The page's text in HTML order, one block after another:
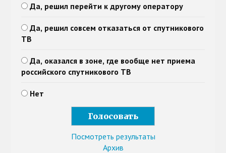
Да, решил перейти к другому оператору
Да, решил совсем отказаться от спутникового
ТВ
Да, оказался в зоне, где вообще нет приема
российского спутникового ТВ
Нет
Посмотреть результаты
Архив